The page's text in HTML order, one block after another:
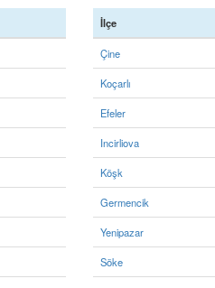
İlçe
Çine
Koçarlı
Efeler
Incirliova
Köşk
Germencik
Yenipazar
Söke